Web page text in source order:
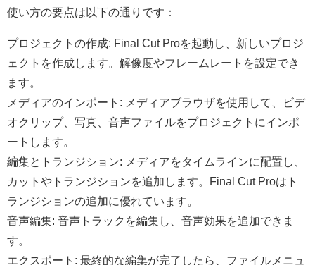
使い方の要点は以下の通りです：
プロジェクトの作成: Final Cut Proを起動し、新しいプロジ
ェクトを作成します。解像度やフレームレートを設定でき
ます。
メディアのインポート: メディアブラウザを使用して、ビデ
オクリップ、写真、音声ファイルをプロジェクトにインポ
ートします。
編集とトランジション: メディアをタイムラインに配置し、
カットやトランジションを追加します。Final Cut Proはト
ランジションの追加に優れています。
音声編集: 音声トラックを編集し、音声効果を追加できま
す。
エクスポート: 最終的な編集が完了したら、ファイルメニュ